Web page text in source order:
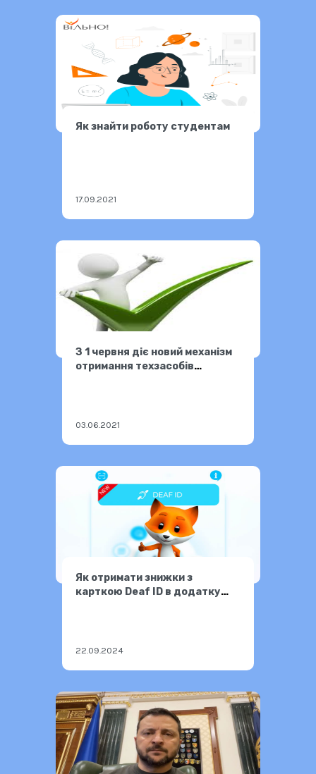
Як знайти роботу студентам
17.09.2021
З 1 червня діє новий механізм
отримання техзасобів
03.06.2021
Як отримати знижки з
карткою Deaf ID в додатку
22.09.2024